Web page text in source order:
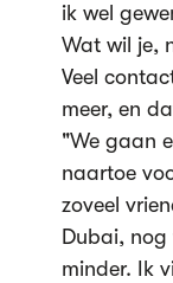
ik wel
Wat wil je,
Veel
meer, en
"We gaan
naartoe
zoveel
Dubai,
minder. Ik